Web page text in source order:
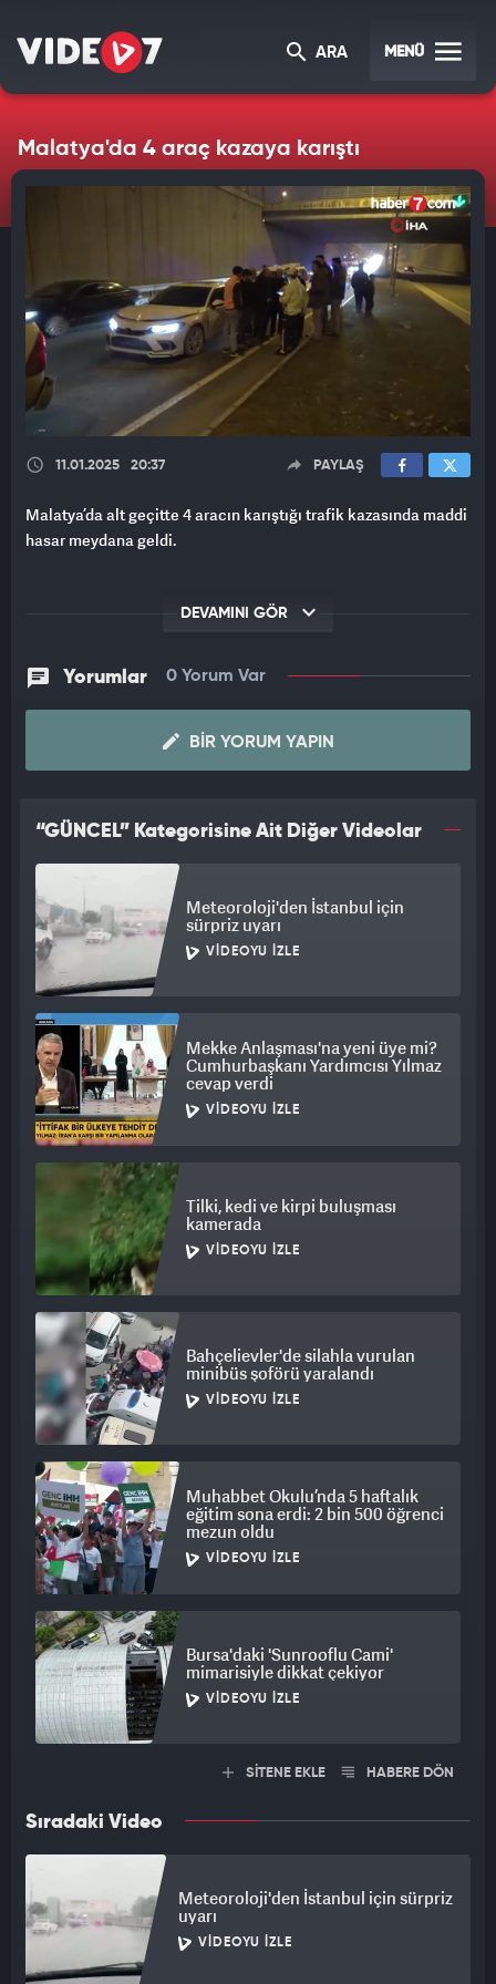
ARA MENÜ
Malatya'da 4 araç kazaya karıştı
11.01.2025 20:37 PAYLAŞ
Malatya’da alt geçitte 4 aracın karıştığı trafik kazasında maddi
hasar meydana geldi.
DEVAMINI GÖR
Yorumlar 0 Yorum Var
BIR YORUM YAPIN
“GÜNCEL” Kategorisine Ait Diğer Videolar
Meteoroloji'den İstanbul için
sürpriz uyarı
VIDEOYU İZLE
Mekke Anlaşması'na yeni üye mi?
Cumhurbaşkanı Yardımcısı Yılmaz
cevap verdi
VIDEOYU İZLE
Tilki, kedi ve kirpi buluşması
kamerada
VIDEOYU İZLE
Bahçelievler'de silahla vurulan
minibüs şoförü yaralandı
VIDEOYU İZLE
Muhabbet Okulu’nda 5 haftalık
eğitim sona erdi: 2 bin 500 öğrenci
mezun oldu
VIDEOYU İZLE
Bursa'daki 'Sunrooflu Cami'
mimarisiyle dikkat çekiyor
VIDEOYU İZLE
SİTENE EKLE HABERE DÖN
Sıradaki Video
Meteoroloji'den İstanbul için sürpriz
uyarı
VIDEOYU İZLE